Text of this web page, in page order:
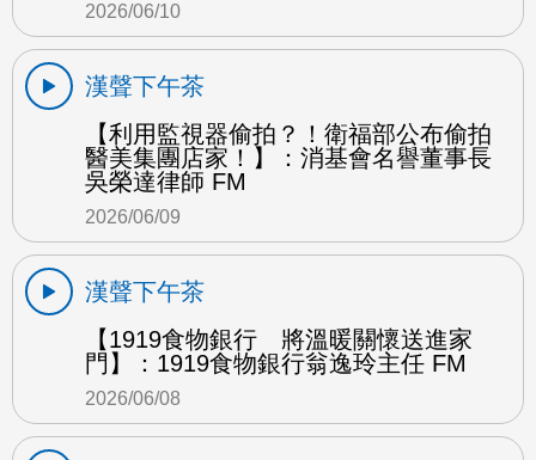
2026/06/10
漢聲下午茶
【利用監視器偷拍？！衛福部公布偷拍
醫美集團店家！】：消基會名譽董事長
吳榮達律師 FM
2026/06/09
漢聲下午茶
【1919食物銀行 將溫暖關懷送進家
門】：1919食物銀行翁逸玲主任 FM
2026/06/08